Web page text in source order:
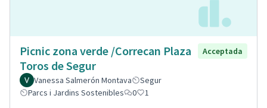
Picnic zona verde /Correcan Plaza
Toros de Segur
Acceptada
Vanessa Salmerón Montava
Segur
Parcs i Jardins Sostenibles
0 1